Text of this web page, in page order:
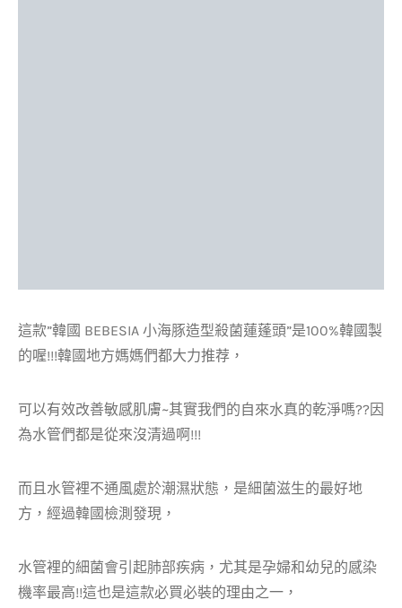
這款”韓國 BEBESIA 小海豚造型殺菌蓮蓬頭”是100%韓國製
的喔!!!韓國地方媽媽們都大力推荐，
可以有效改善敏感肌膚~其實我們的自來水真的乾淨嗎??因
為水管們都是從來沒清過啊!!!
而且水管裡不通風處於潮濕狀態，是細菌滋生的最好地
方，經過韓國檢測發現，
水管裡的細菌會引起肺部疾病，尤其是孕婦和幼兒的感染
機率最高!!這也是這款必買必裝的理由之一，